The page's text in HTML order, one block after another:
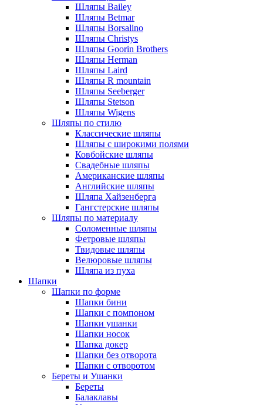
Шляпы Bailey
Шляпы Betmar
Шляпы Borsalino
Шляпы Christys
Шляпы Goorin Brothers
Шляпы Herman
Шляпы Laird
Шляпы R mountain
Шляпы Seeberger
Шляпы Stetson
Шляпы Wigens
Шляпы по стилю
Классические шляпы
Шляпы с широкими полями
Ковбойские шляпы
Свадебные шляпы
Американские шляпы
Английские шляпы
Шляпа Хайзенберга
Гангстерские шляпы
Шляпы по материалу
Соломенные шляпы
Фетровые шляпы
Твидовые шляпы
Велюровые шляпы
Шляпа из пуха
Шапки
Шапки по форме
Шапки бини
Шапки с помпоном
Шапки ушанки
Шапки носок
Шапка докер
Шапки без отворота
Шапки с отворотом
Береты и Ушанки
Береты
Балаклавы